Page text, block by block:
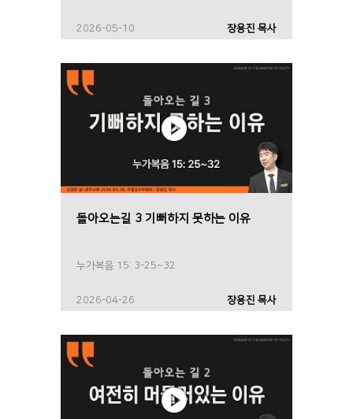
2026-05-10 장용진 목사
돌아오는길 3 기뻐하지 못하는 이유
누가복음 15: 3-25~32
2026-04-26 장용진 목사